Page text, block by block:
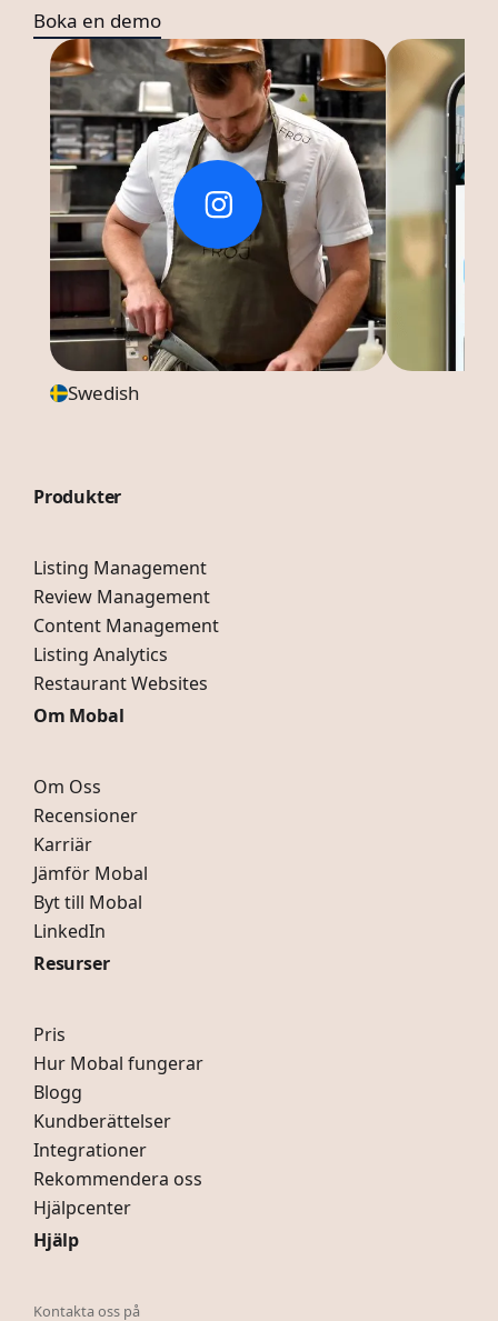
Boka en demo
Swedish
Produkter
Listing Management
Review Management
Content Management
Listing Analytics
Restaurant Websites
Om Mobal
Om Oss
Recensioner
Karriär
Jämför Mobal
Byt till Mobal
LinkedIn
Resurser
Pris
Hur Mobal fungerar
Blogg
Kundberättelser
Integrationer
Rekommendera oss
Hjälpcenter
Hjälp
Kontakta oss på